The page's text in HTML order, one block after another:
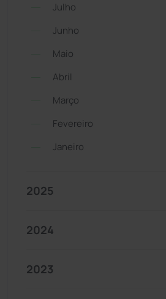
Julho
Junho
Maio
Abril
Março
Fevereiro
Janeiro
2025
2024
2023